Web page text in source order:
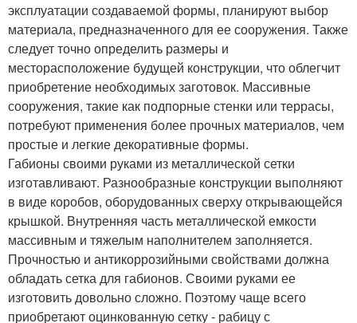
эксплуатации создаваемой формы, планируют выбор
материала, предназначенного для ее сооружения. Также
следует точно определить размеры и
месторасположение будущей конструкции, что облегчит
приобретение необходимых заготовок. Массивные
сооружения, такие как подпорные стенки или террасы,
потребуют применения более прочных материалов, чем
простые и легкие декоративные формы.
Габионы своими руками из металлической сетки
изготавливают. Разнообразные конструкции выполняют
в виде коробов, оборудованных сверху открывающейся
крышкой. Внутренняя часть металлической емкости
массивным и тяжелым наполнителем заполняется.
Прочностью и антикоррозийными свойствами должна
обладать сетка для габионов. Своими руками ее
изготовить довольно сложно. Поэтому чаще всего
приобретают оцинкованную сетку - рабицу с